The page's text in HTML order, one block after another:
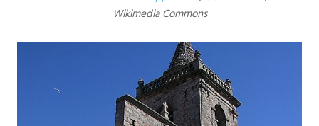
Wikimedia Commons